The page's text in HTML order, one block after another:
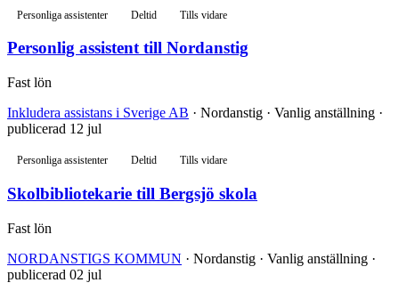
Personliga assistenter Deltid Tills vidare
Personlig assistent till Nordanstig
Fast lön
Inkludera assistans i Sverige AB · Nordanstig · Vanlig anställning ·
publicerad 12 jul
Personliga assistenter Deltid Tills vidare
Skolbibliotekarie till Bergsjö skola
Fast lön
NORDANSTIGS KOMMUN · Nordanstig · Vanlig anställning ·
publicerad 02 jul